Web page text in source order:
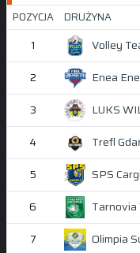
POZYCJA
DRUŻYNA
1
Volley
2 Enea
3 LUKS
4 Trefl
5 SPS
6
7 Olimpia